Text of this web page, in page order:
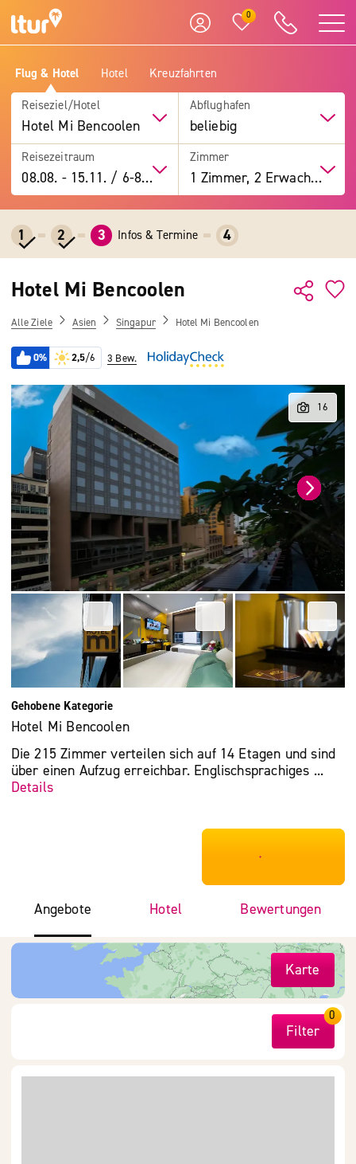
0
Flug & Hotel Hotel Kreuzfahrten
Reiseziel/Hotel
Hotel Mi Bencoolen
Abflughafen
beliebig
Reisezeitraum
08.08. -15.11. / 6-8 Tage
Zimmer
1 Zimmer, 2 Erwachsene
1 2 3 Infos & Termine 4
Hotel Mi Bencoolen
Alle Ziele Asien Singapur Hotel Mi Bencoolen
0% 2,5/6 3 Bew.
Gehobene Kategorie
Hotel Mi Bencoolen
Die 215 Zimmer verteilen sich auf 14 Etagen und sind
über einen Aufzug erreichbar. Englischsprachiges ...
Details
***************
Angebote Hotel Bewertungen
Karte
Filter
0